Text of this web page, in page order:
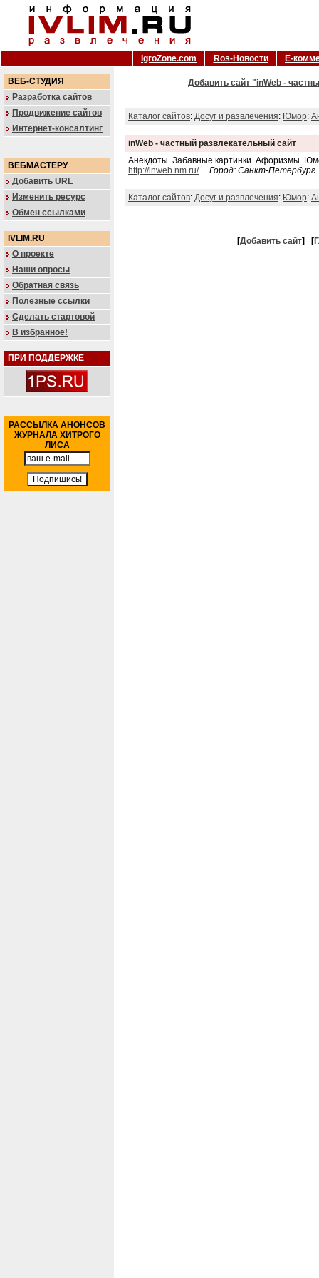
IgroZone.com Ros-Новости Е-
ВЕБ-СТУДИЯ
Разработка сайтов
Продвижение сайтов
Интернет-консалтинг
ВЕБМАСТЕРУ
Добавить URL
Изменить ресурс
Обмен ссылками
IVLIM.RU
О проекте
Наши опросы
Обратная связь
Полезные ссылки
Сделать стартовой
В избранное!
ПРИ ПОДДЕРЖКЕ
РАССЫЛКА АНОНСОВ
ЖУРНАЛА ХИТРОГО
ЛИСА
Добавить сайт "inWeb -
Каталог сайтов: Досуг и развлечения: Юмор:
inWeb - частный развлекательный сайт
Анекдоты. Забавные картинки. Афоризмы.
http://inweb.nm.ru/
Город: Санкт-Петербург
Каталог сайтов: Досуг и развлечения: Юмор:
[Добавить сайт] [